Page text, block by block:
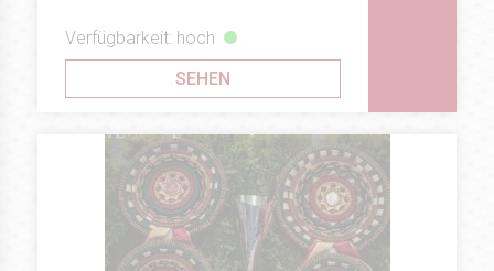
Verfügbarkeit: hoch
SEHEN